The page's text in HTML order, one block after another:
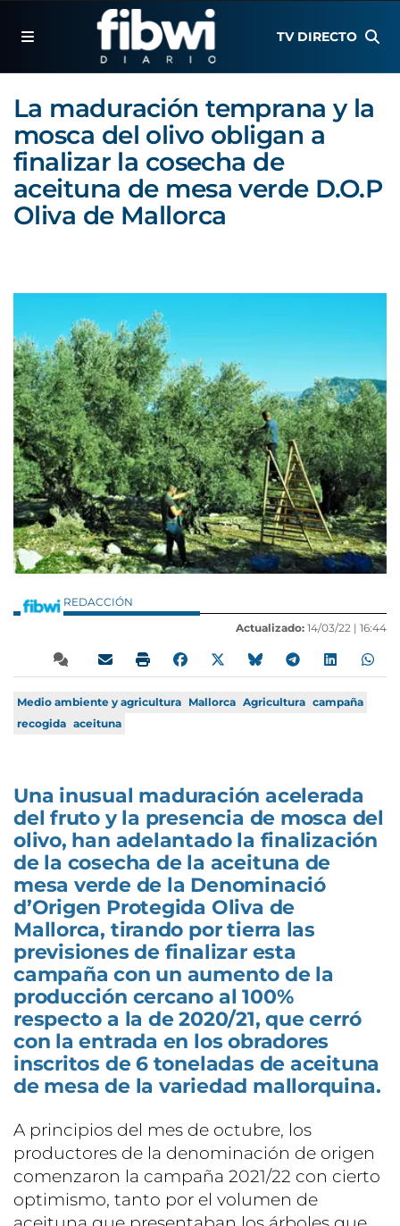
TV DIRECTO
La maduración temprana y la
mosca del olivo obligan a
finalizar la cosecha de
aceituna de mesa verde D.O.P
Oliva de Mallorca
REDACCIÓN
Actualizado: 14/03/22 | 16:44
Medio ambiente y agricultura Mallorca Agricultura campaña
recogida aceituna
Una inusual maduración acelerada
del fruto y la presencia de mosca del
olivo, han adelantado la finalización
de la cosecha de la aceituna de
mesa verde de la Denominació
d’Origen Protegida Oliva de
Mallorca, tirando por tierra las
previsiones de finalizar esta
campaña con un aumento de la
producción cercano al 100%
respecto a la de 2020/21, que cerró
con la entrada en los obradores
inscritos de 6 toneladas de aceituna
de mesa de la variedad mallorquina.
A principios del mes de octubre, los
productores de la denominación de origen
comenzaron la campaña 2021/22 con cierto
optimismo, tanto por el volumen de